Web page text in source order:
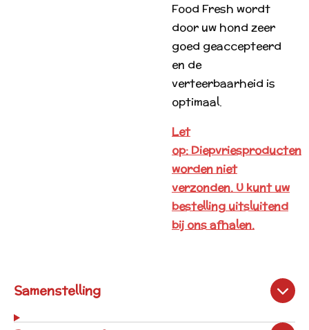
Food Fresh wordt
door uw hond zeer
goed geaccepteerd
en de
verteerbaarheid is
optimaal.
Let
op: Diepvriesproducten
worden niet
verzonden. U kunt uw
bestelling uitsluitend
bij ons afhalen.
Samenstelling